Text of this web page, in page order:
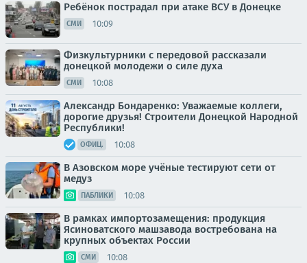
Ребёнок пострадал при атаке ВСУ в Донецке
СМИ 10:09
Физкультурники с передовой рассказали
донецкой молодежи о силе духа
СМИ 10:08
Александр Бондаренко: Уважаемые коллеги,
дорогие друзья! Строители Донецкой Народной
Республики!
ОФИЦ. 10:08
В Азовском море учёные тестируют сети от
медуз
ПАБЛИКИ 10:08
В рамках импортозамещения: продукция
Ясиноватского машзавода востребована на
крупных объектах России
СМИ 10:08